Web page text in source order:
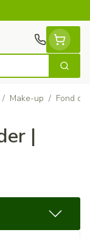
Zoek
/ Make-up / Fond
|